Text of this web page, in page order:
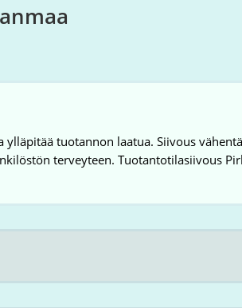
tuotannon laatua. Siivous
terveyteen. Tuotantotilasiivous